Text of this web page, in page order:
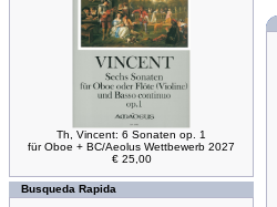
Th, Vincent: 6 Sonaten op. 1
für Oboe + BC/Aeolus Wettbewerb 2027
€ 25,00
Busqueda Rapida